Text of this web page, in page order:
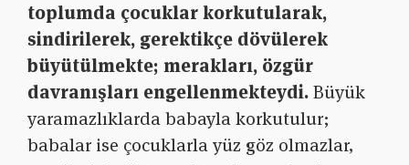
toplumda çocuklar korkutularak,
sindirilerek, gerektikçe dövülerek
büyütülmekte; merakları, özgür
davranışları engellenmekteydi.Büyük
yaramazlıklarda babayla korkutulur;
babalar ise çocuklarla yüz göz olmazlar,